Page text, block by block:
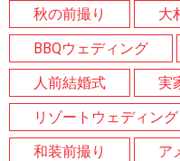
秋の前撮り
大
BBQウェディング
人前結婚式
実
リゾートウェディング
和装前撮り
ア